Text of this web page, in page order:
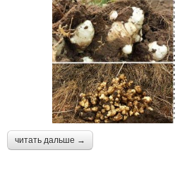
читать дальше →